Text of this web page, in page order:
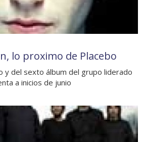
lo proximo de Placebo
y del sexto álbum del grupo liderado
a inicios de junio